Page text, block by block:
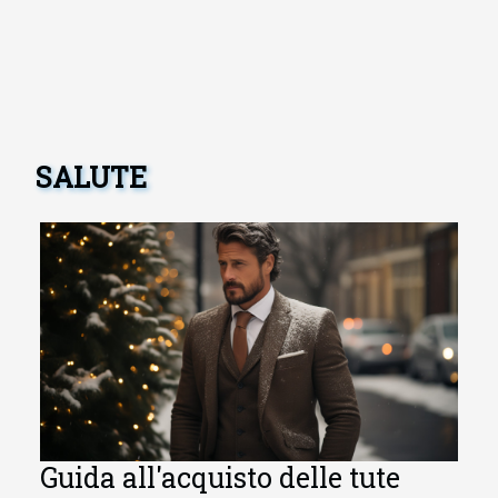
SALUTE
Guida all'acquisto delle tute